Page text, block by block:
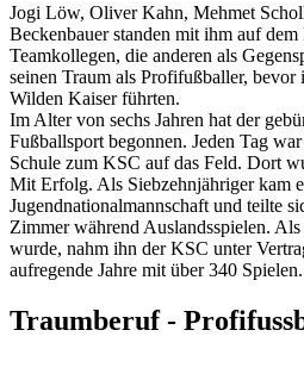
Jogi Löw, Oliver Kahn, Mehmet
Beckenbauer standen mit ihm auf dem
Teamkollegen, die anderen als
seinen Traum als Profifußballer, bevor
Wilden Kaiser führten.
Im Alter von sechs Jahren hat der
Fußballsport begonnen. Jeden Tag
Schule zum KSC auf das Feld. Dort
Mit Erfolg. Als Siebzehnjähriger kam
Jugendnationalmannschaft und teilte
Zimmer während Auslandsspielen.
wurde, nahm ihn der KSC unter
aufregende Jahre mit über 340 Spielen.
Traumberuf -